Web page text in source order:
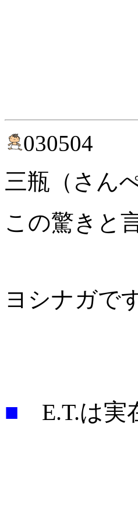
030504
三瓶（さん
この驚き
ヨシナガで
■ E.T.は実